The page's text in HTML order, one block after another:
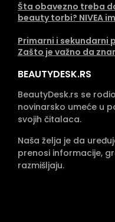
Šta obavezno treba
beauty torbi? NIVEA
Primarni i sekundarni
Zašto je važno da
BEAUTYDESK.RS
BeautyDesk.rs se
novinarsko umeće u
svojih čitalaca.
Naša želja je da
prenosi informacije,
razmišljaju.